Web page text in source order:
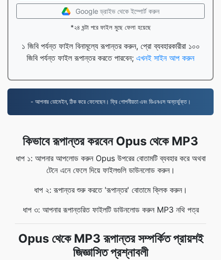
Google ড্রাইভ থেকে ইম্পোর্ট করুন
*২৪ ঘন্টা পরে ফাইল মুছে ফেলা হয়েছে
১ জিবি পর্যন্ত ফাইল বিনামূল্যে রূপান্তর করুন, প্রো ব্যবহারকারীরা ১০০
জিবি পর্যন্ত ফাইল রূপান্তর করতে পারবেন; এখনই সাইন আপ করুন
- আপনার ডোমেইন, ঠিক করে ফেলেছেন। ফ্রি গোপনীয়তা এবং ডিএনএস অন্তর্ভুক্ত।
কিভাবে রূপান্তর করবেন Opus থেকে MP3
ধাপ ১: আপনার আপলোড করুন Opus উপরের বোতামটি ব্যবহার করে অথবা
টেনে এনে ফেলে দিয়ে ফাইলগুলি ডাউনলোড করুন।
ধাপ ২: রূপান্তর শুরু করতে 'রূপান্তর' বোতামে ক্লিক করুন।
ধাপ ৩: আপনার রূপান্তরিত ফাইলটি ডাউনলোড করুন MP3 নথি পত্র
Opus থেকে MP3 রূপান্তর সম্পর্কিত প্রায়শই
জিজ্ঞাসিত প্রশ্নাবলী